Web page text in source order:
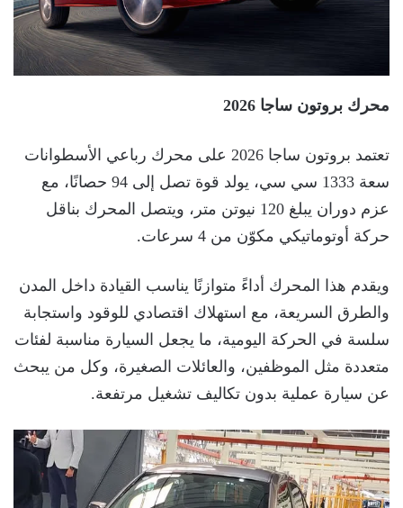
محرك بروتون ساجا 2026
تعتمد بروتون ساجا 2026 على محرك رباعي الأسطوانات
سعة 1333 سي سي، يولد قوة تصل إلى 94 حصانًا، مع
عزم دوران يبلغ 120 نيوتن متر، ويتصل المحرك بناقل
حركة أوتوماتيكي مكوّن من 4 سرعات.
ويقدم هذا المحرك أداءً متوازنًا يناسب القيادة داخل المدن
والطرق السريعة، مع استهلاك اقتصادي للوقود واستجابة
سلسة في الحركة اليومية، ما يجعل السيارة مناسبة لفئات
متعددة مثل الموظفين، والعائلات الصغيرة، وكل من يبحث
عن سيارة عملية بدون تكاليف تشغيل مرتفعة.